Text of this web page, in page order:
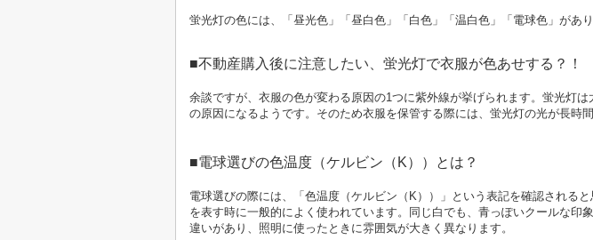
蛍光灯の色には、「昼光色」「昼白色」「白色」「温白色」「電球色」があ
■不動産購入後に注意したい、蛍光灯で衣服が色あせする？！
余談ですが、衣服の色が変わる原因の1つに紫外線が挙げられます。蛍光灯
の原因になるようです。そのため衣服を保管する際には、蛍光灯の光が長時
■電球選びの色温度（ケルビン（K））とは？
電球選びの際には、「色温度（ケルビン（K））」という表記を確認される
を表す時に一般的によく使われています。同じ白でも、青っぽいクールな
違いがあり、照明に使ったときに雰囲気が大きく異なります。